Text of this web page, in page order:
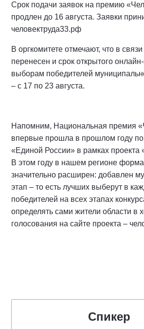
Срок подачи заявок на премию
продлен до 16 августа. Заявки
человектруда33.рф
В оргкомитете отмечают, что в
перенесен и срок открытого
выборам победителей
– с 17 по 23 августа.
Напомним, Национальная премия
впервые прошла в прошлом году
«Единой России» в рамках проекта
В этом году в нашем регионе
значительно расширен: добавлен
этап – то есть лучших выберут в
победителей на всех этапах
определять сами жители области в
голосования на сайте проекта –
Спикер